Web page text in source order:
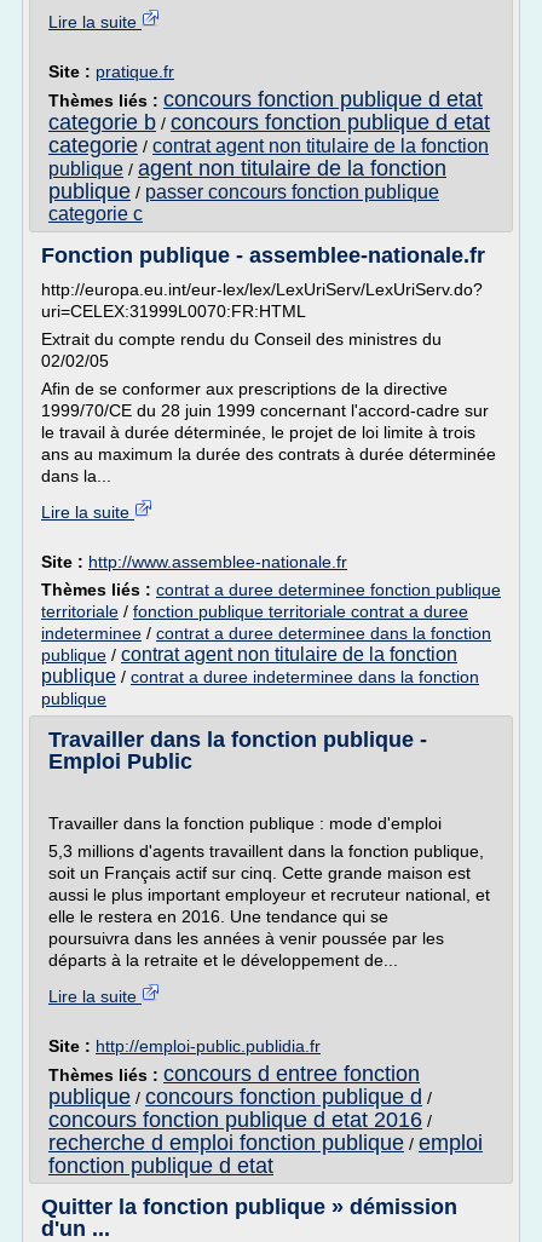
Lire la suite
Site : pratique.fr
Thèmes liés : concours fonction publique d etat
categorie b / concours fonction publique d etat
categorie / contrat agent non titulaire de la fonction
publique / agent non titulaire de la fonction
publique / passer concours fonction publique
categorie c
Fonction publique - assemblee-nationale.fr
http://europa.eu.int/eur-lex/lex/LexUriServ/LexUriServ.do?
uri=CELEX:31999L0070:FR:HTML
Extrait du compte rendu du Conseil des ministres du
02/02/05
Afin de se conformer aux prescriptions de la directive
1999/70/CE du 28 juin 1999 concernant l'accord-cadre sur
le travail à durée déterminée, le projet de loi limite à trois
ans au maximum la durée des contrats à durée déterminée
dans la...
Lire la suite
Site : http://www.assemblee-nationale.fr
Thèmes liés : contrat a duree determinee fonction publique
territoriale / fonction publique territoriale contrat a duree
indeterminee / contrat a duree determinee dans la fonction
publique / contrat agent non titulaire de la fonction
publique / contrat a duree indeterminee dans la fonction
publique
Travailler dans la fonction publique -
Emploi Public
Travailler dans la fonction publique : mode d'emploi
5,3 millions d'agents travaillent dans la fonction publique,
soit un Français actif sur cinq. Cette grande maison est
aussi le plus important employeur et recruteur national, et
elle le restera en 2016. Une tendance qui se
poursuivra dans les années à venir poussée par les
départs à la retraite et le développement de...
Lire la suite
Site : http://emploi-public.publidia.fr
Thèmes liés : concours d entree fonction
publique / concours fonction publique d /
concours fonction publique d etat 2016 /
recherche d emploi fonction publique / emploi
fonction publique d etat
Quitter la fonction publique » démission
d'un ...